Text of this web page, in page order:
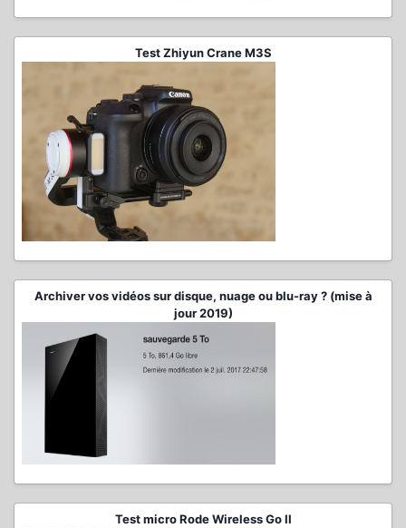
Test Zhiyun Crane M3S
Archiver vos vidéos sur disque, nuage ou blu-ray ? (mise à
jour 2019)
Test micro Rode Wireless Go II